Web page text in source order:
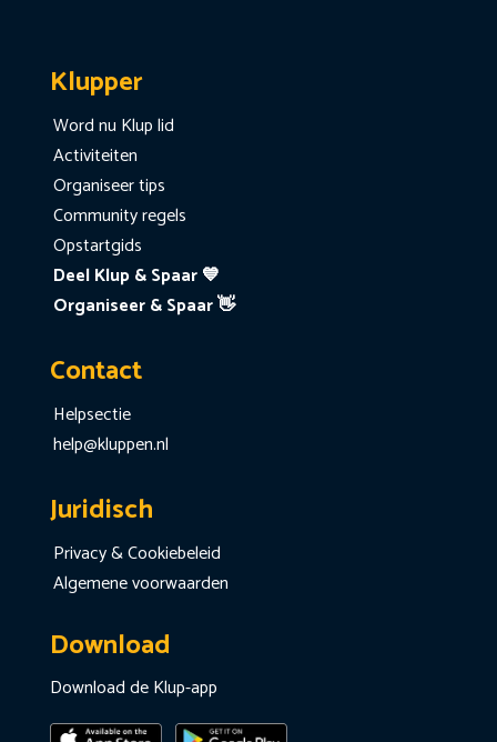
Klupper
Word nu Klup lid
Activiteiten
Organiseer tips
Community regels
Opstartgids
Deel Klup & Spaar 💙
Organiseer & Spaar 👋
Contact
Helpsectie
help@kluppen.nl
Juridisch
Privacy & Cookiebeleid
Algemene voorwaarden
Download
Download de Klup-app